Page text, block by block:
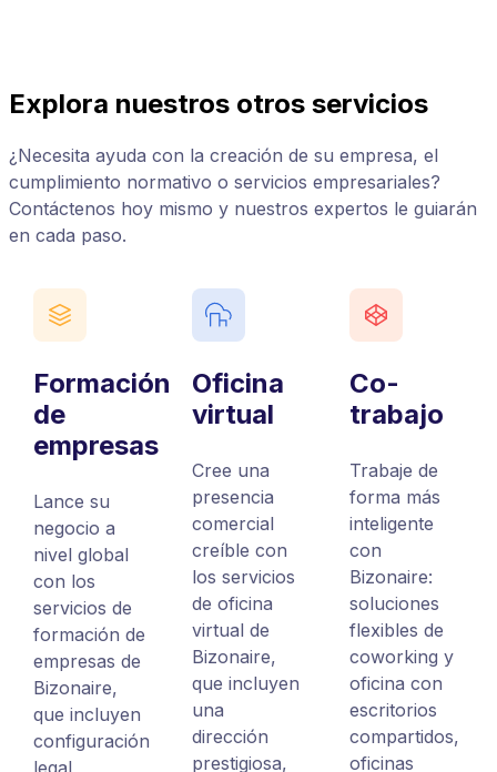
Explora nuestros otros servicios
¿Necesita ayuda con la creación de su empresa, el
cumplimiento normativo o servicios empresariales?
Contáctenos hoy mismo y nuestros expertos le guiarán
en cada paso.
Formación
de
empresas
Lance su
negocio a
nivel global
con los
servicios de
formación de
empresas de
Bizonaire,
que incluyen
configuración
legal,
Oficina
virtual
Cree una
presencia
comercial
creíble con
los servicios
de oficina
virtual de
Bizonaire,
que incluyen
una
dirección
prestigiosa,
Co-
trabajo
Trabaje de
forma más
inteligente
con
Bizonaire:
soluciones
flexibles de
coworking y
oficina con
escritorios
compartidos,
oficinas